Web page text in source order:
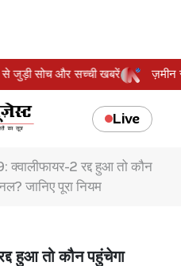
से जुड़ी सोच और सच्ची खबरें
Live
2 रद्द हुआ तो कौन
जानिए पूरा नियम
हुआ तो कौन पहुंचेगा